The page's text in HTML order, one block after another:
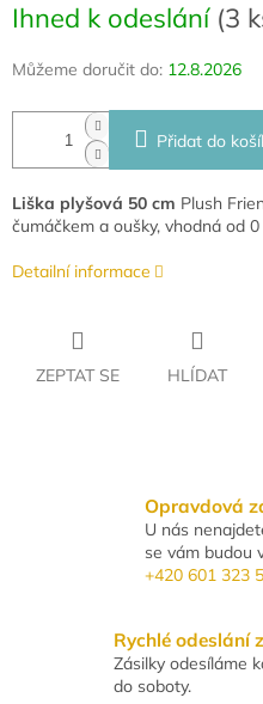
cena:
Ihned k odeslání (3
Můžeme doručit do: 12.8.2026
Přidat do
Liška plyšová 50 cm Plush
čumáčkem a oušky, vhodná od
Detailní informace
ZEPTAT SE HLÍDAT
Opravdová
U nás
se vám budou
+420 601 323
Rychlé odeslání
Zásilky odesíláme
do soboty.